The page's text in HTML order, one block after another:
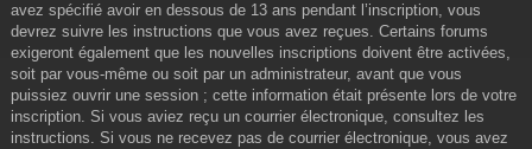
avez spécifié avoir en dessous de 13 ans pendant l’inscription, vous
devrez suivre les instructions que vous avez reçues. Certains forums
exigeront également que les nouvelles inscriptions doivent être activées,
soit par vous-même ou soit par un administrateur, avant que vous
puissiez ouvrir une session ; cette information était présente lors de votre
inscription. Si vous aviez reçu un courrier électronique, consultez les
instructions. Si vous ne recevez pas de courrier électronique, vous avez